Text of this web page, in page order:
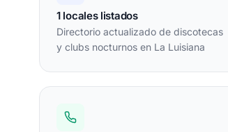
1 locales listados
Directorio actualizado de discotecas
y clubs nocturnos en La Luisiana